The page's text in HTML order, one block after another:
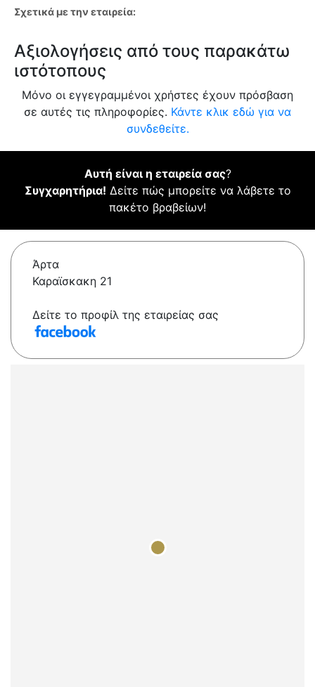
Σχετικά με την εταιρεία:
Αξιολογήσεις από τους παρακάτω
ιστότοπους
Μόνο οι εγγεγραμμένοι χρήστες έχουν πρόσβαση
σε αυτές τις πληροφορίες. Κάντε κλικ εδώ για να
συνδεθείτε.
Αυτή είναι η εταιρεία σας?
Συγχαρητήρια! Δείτε πώς μπορείτε να λάβετε το
πακέτο βραβείων!
Άρτα
Καραϊσκακη 21
Δείτε το προφίλ της εταιρείας σας